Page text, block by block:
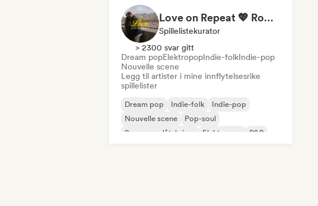
Love on Repeat 💖 Romantic Indie Pop, Neo Soul & Singer-Songwriter
Spillelistekurator
> 2300 svar gitt
Dream popElektropopIndie-folkIndie-pop
Nouvelle scene
Legg til artister i mine innflytelsesrike
spillelister
Dream pop Indie-folk
Indie-pop
Nouvelle scene
Pop-soul
Sanger og låtskriver
Elektropop R&B